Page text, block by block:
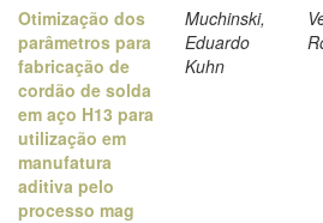
Otimização dos
parâmetros para
fabricação de
cordão de solda
em aço H13 para
utilização em
manufatura
aditiva pelo
processo mag
Muchinski,
Eduardo
Kuhn